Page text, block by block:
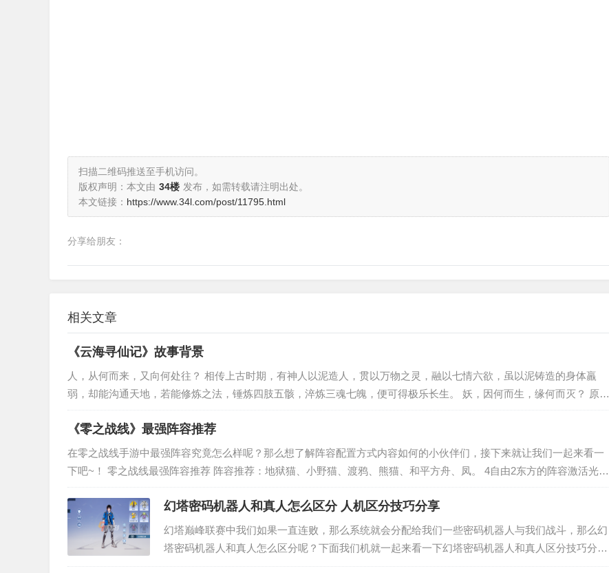
扫描二维码推送至手机访问。
版权声明：本文由 34楼 发布，如需转载请注明出处。
本文链接： https://www.34l.com/post/11795.html
分享给朋友：
相关文章
《云海寻仙记》故事背景
人，从何而来，又向何处往？ 相传上古时期，有神人以泥造人，贯以万物之灵，融以七情六欲，虽以泥铸造的身体羸
弱，却能沟通天地，若能修炼之法，锤炼四肢五骸，淬炼三魂七魄，便可得极乐长生。 妖，因何而生，缘何而灭？ 原本
无知无识的走兽草…
《零之战线》最强阵容推荐
在零之战线手游中最强阵容究竟怎么样呢？那么想了解阵容配置方式内容如何的小伙伴们，接下来就让我们一起来看一
下吧~！ 零之战线最强阵容推荐 阵容推荐：地狱猫、小野猫、渡鸦、熊猫、和平方舟、凤。 4自由2东方的阵容激活光环
属性：火力+…
幻塔密码机器人和真人怎么区分 人机区分技巧分享
幻塔巅峰联赛中我们如果一直连败，那么系统就会分配给我们一些密码机器人与我们战斗，那么幻
塔密码机器人和真人怎么区分呢？下面我们机就一起来看一下幻塔密码机器人和真人区分技巧分享
吧。 机器人和真人怎么区分 1、密码机器人的血条中没有护盾，…